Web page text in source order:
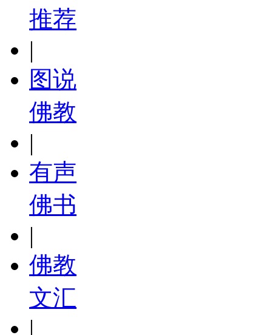
推荐
|
图说
佛教
|
有声
佛书
|
佛教
文汇
|